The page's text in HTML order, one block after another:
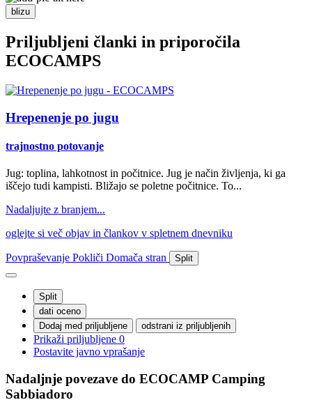
blizu
Priljubljeni članki in priporočila
ECOCAMPS
Hrepenenje po jugu
trajnostno potovanje
Jug: toplina, lahkotnost in počitnice. Jug je način življenja, ki ga
iščejo tudi kampisti. Bližajo se poletne počitnice. To...
Nadaljujte z branjem...
oglejte si več objav in člankov v spletnem dnevniku
Povpraševanje Pokliči Domača stran Split
Split
dati oceno
Dodaj med priljubljene
odstrani iz priljubljenih
Prikaži priljubljene 0
Postavite javno vprašanje
Nadaljnje povezave do ECOCAMP Camping
Sabbiadoro